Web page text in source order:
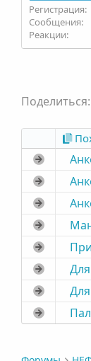
Поделиться: